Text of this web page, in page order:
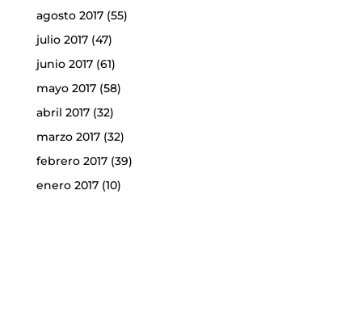
agosto 2017(55)
julio 2017(47)
junio 2017(61)
mayo 2017(58)
abril 2017(32)
marzo 2017(32)
febrero 2017(39)
enero 2017(10)